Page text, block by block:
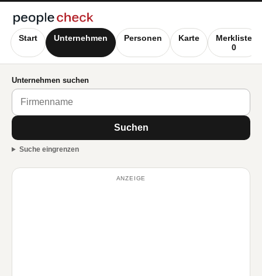
Start Unternehmen Personen Karte
Merkliste
0
Unternehmen suchen
Suchen
Suche eingrenzen
ANZEIGE